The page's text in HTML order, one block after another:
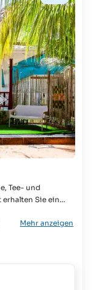
Mehr anzeigen